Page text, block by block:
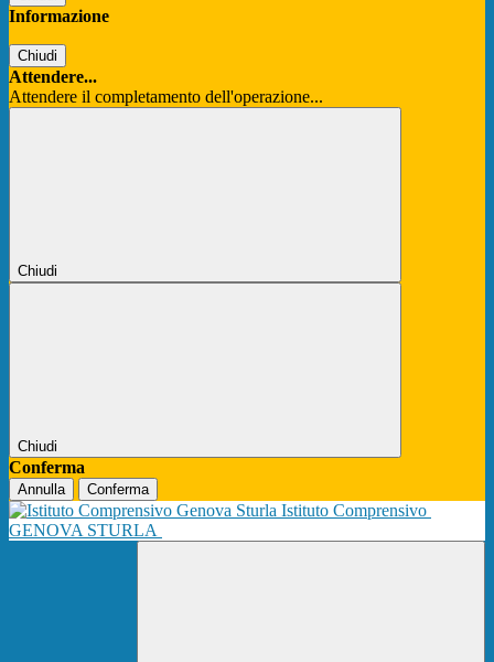
Informazione
Chiudi
Attendere...
Attendere il completamento dell'operazione...
Chiudi
Chiudi
Conferma
Annulla Conferma
Istituto Comprensivo
GENOVA STURLA